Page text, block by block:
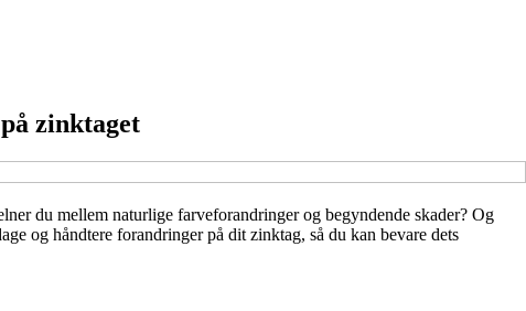
zinktaget
du mellem naturlige farveforandringer og begyndende skader? Og
og håndtere forandringer på dit zinktag, så du kan bevare dets